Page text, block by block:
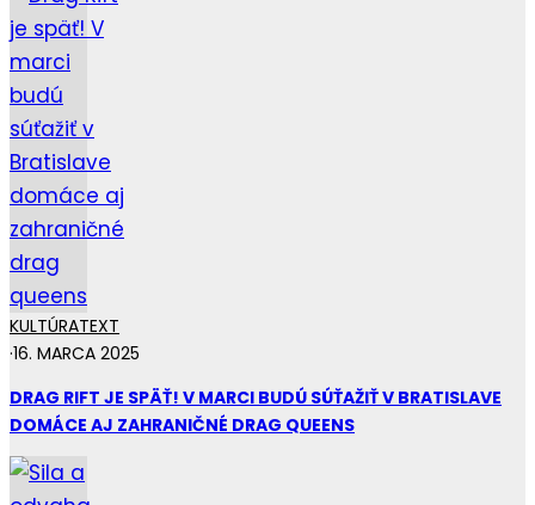
KULTÚRATEXT
·16. MARCA 2025
DRAG RIFT JE SPÄŤ! V MARCI BUDÚ SÚŤAŽIŤ V BRATISLAVE
DOMÁCE AJ ZAHRANIČNÉ DRAG QUEENS